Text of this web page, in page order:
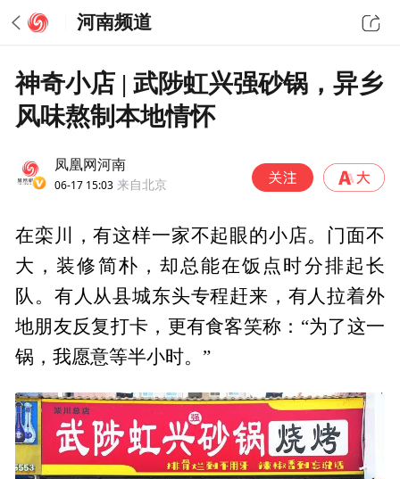
河南频道
神奇小店 | 武陟虹兴强砂锅，异乡
风味熬制本地情怀
凤凰网河南
06-17 15:03 来自北京
在栾川，有这样一家不起眼的小店。门面不
大，装修简朴，却总能在饭点时分排起长
队。有人从县城东头专程赶来，有人拉着外
地朋友反复打卡，更有食客笑称：“为了这一
锅，我愿意等半小时。”